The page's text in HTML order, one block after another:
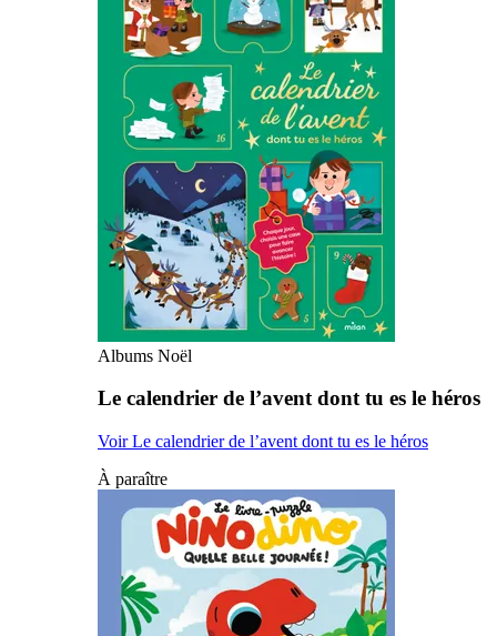
Albums Noël
Le calendrier de l’avent dont tu es le héros
Voir Le calendrier de l’avent dont tu es le héros
À paraître